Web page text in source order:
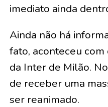
imediato ainda
Ainda não há
fato, aconteceu
da Inter de Milão.
de receber uma
ser reanimado.